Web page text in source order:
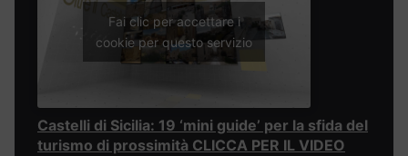
Fai clic per accettare i
cookie per questo servizio
Castelli di Sicilia: 19 ‘mini guide’ per la sfida del
turismo di prossimità CLICCA PER IL VIDEO